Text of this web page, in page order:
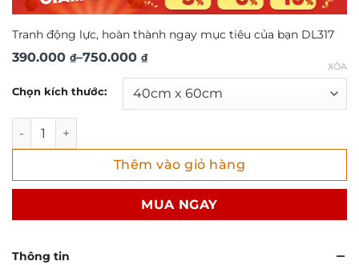
Tranh động lực, hoàn thành ngay mục tiêu của bạn DL317
390.000 ₫–750.000 ₫
Khoảng
390.000 ₫
đến
750.000 ₫
Chọn kích thước:
XÓA
Tranh động lực, hoàn thành ngay mục tiêu của bạn DL317
Thêm vào giỏ hàng
MUA NGAY
Thông tin